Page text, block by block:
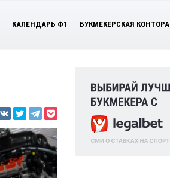
КАЛЕНДАРЬ Ф1 БУКМЕКЕРСКАЯ КОНТОРА